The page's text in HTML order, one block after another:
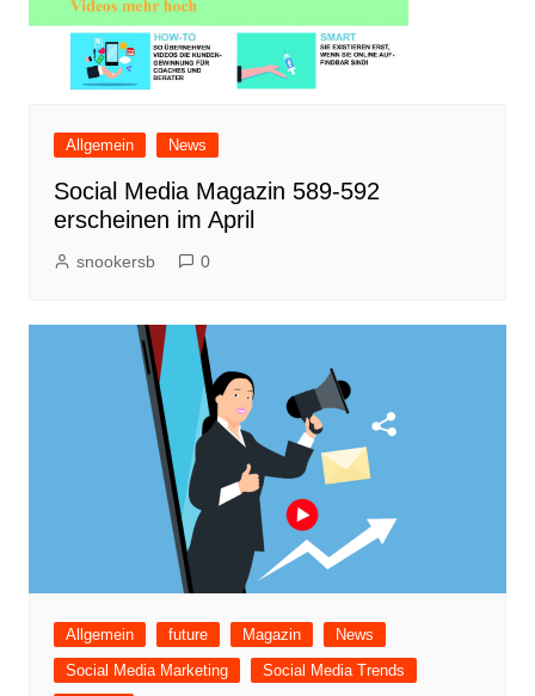
Allgemein News
Social Media Magazin 589-592
erscheinen im April
snookersb 0
Allgemein future Magazin
News
Social Media Marketing
Social Media Trends